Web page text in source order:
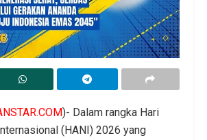
)- Dalam rangka Hari
(HANI) 2026 yang